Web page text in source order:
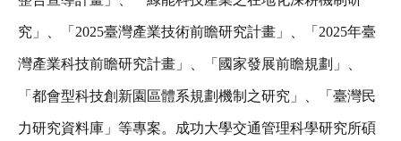
究」、「2025臺灣產業技術前瞻研究計畫」、「2025年臺
灣產業科技前瞻研究計畫」、「國家發展前瞻規劃」、
「都會型科技創新園區體系規劃機制之研究」、「臺灣民
力研究資料庫」等專案。成功大學交通管理科學研究所碩